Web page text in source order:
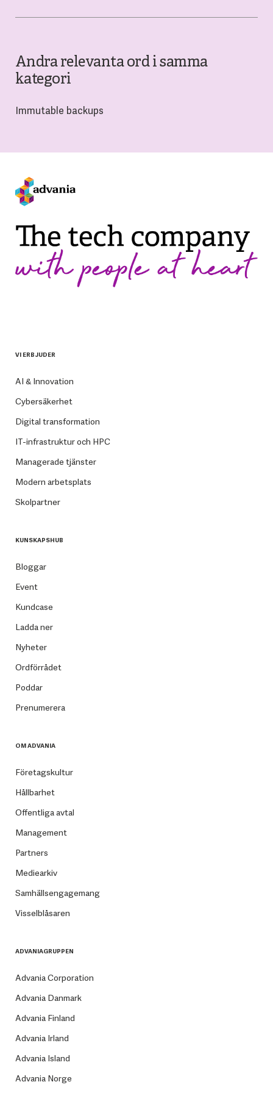
Andra relevanta ord i samma
kategori
Immutable backups
VI ERBJUDER
AI & Innovation
Cybersäkerhet
Digital transformation
IT-infrastruktur och HPC
Managerade tjänster
Modern arbetsplats
Skolpartner
KUNSKAPSHUB
Bloggar
Event
Kundcase
Ladda ner
Nyheter
Ordförrådet
Poddar
Prenumerera
OM ADVANIA
Företagskultur
Hållbarhet
Offentliga avtal
Management
Partners
Mediearkiv
Samhällsengagemang
Visselblåsaren
ADVANIAGRUPPEN
Advania Corporation
Advania Danmark
Advania Finland
Advania Irland
Advania Island
Advania Norge